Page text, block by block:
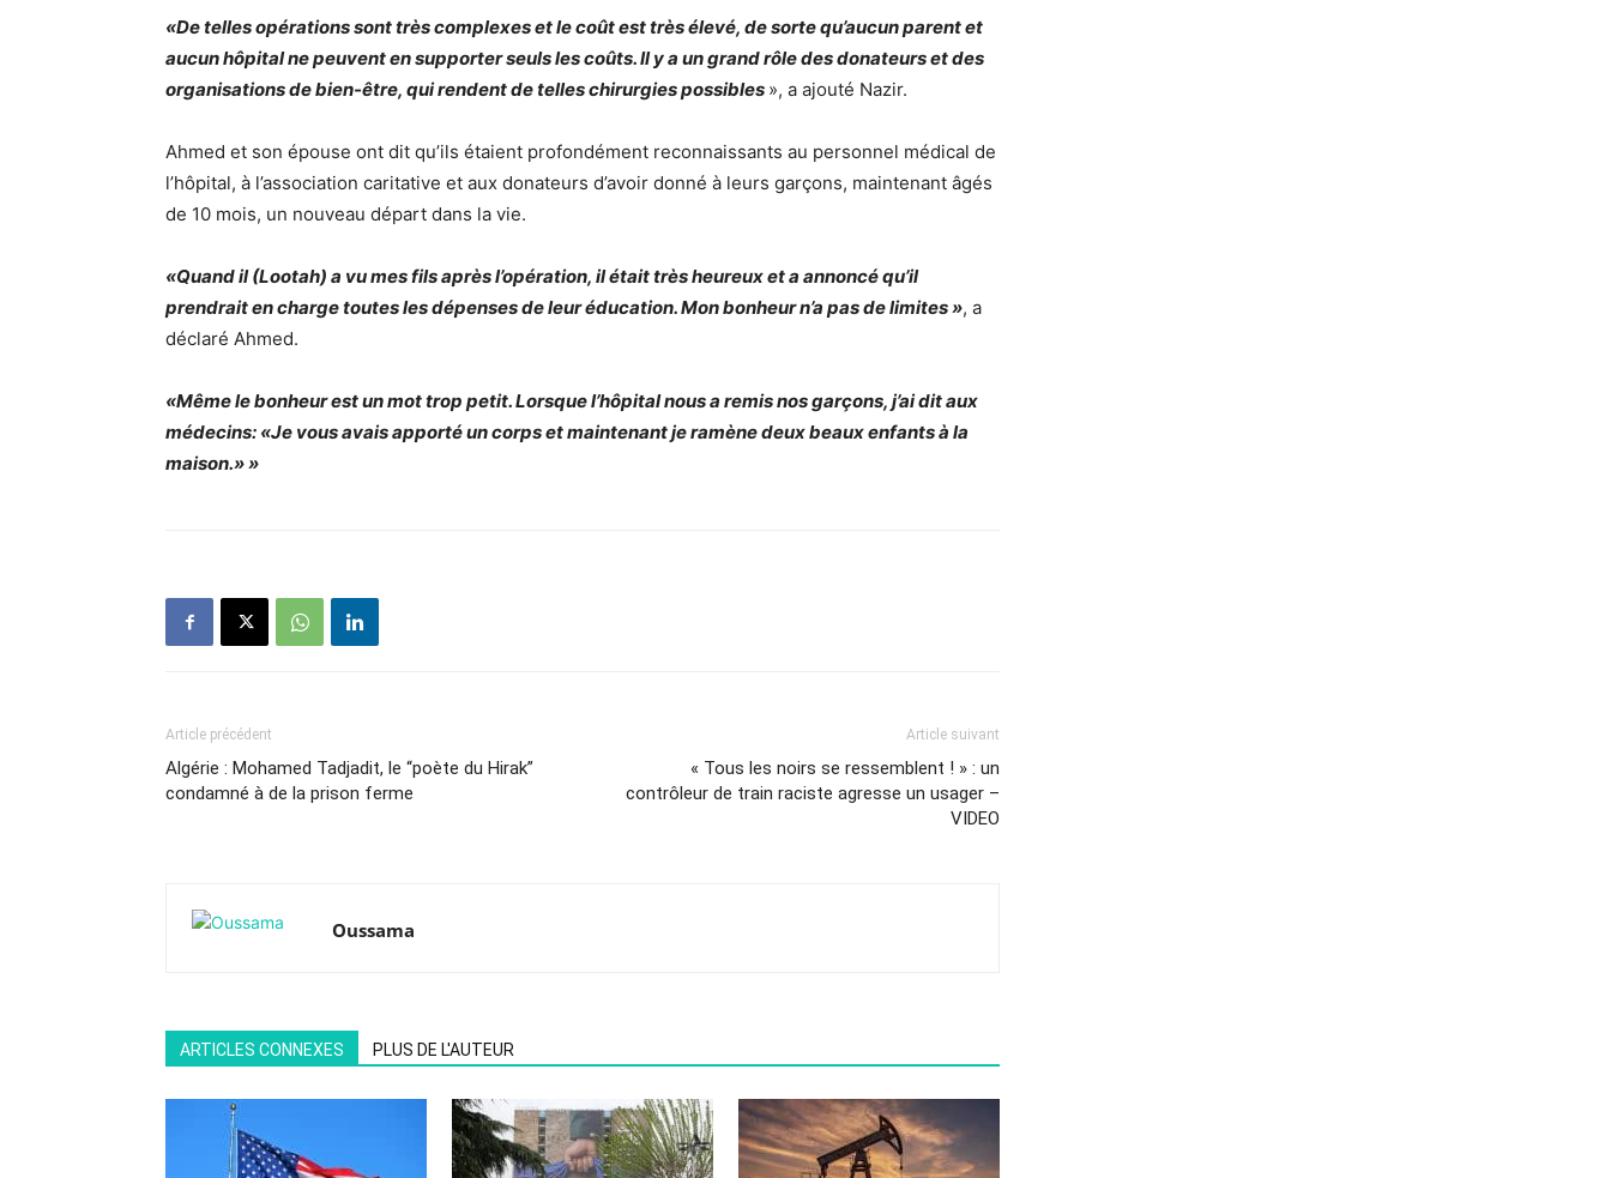
«De telles opérations sont très complexes et le coût est très élevé, de sorte qu’aucun parent et
aucun hôpital ne peuvent en supporter seuls les coûts. Il y a un grand rôle des donateurs et des
organisations de bien-être, qui rendent de telles chirurgies possibles », a ajouté Nazir.
Ahmed et son épouse ont dit qu’ils étaient profondément reconnaissants au personnel médical de
l’hôpital, à l’association caritative et aux donateurs d’avoir donné à leurs garçons, maintenant âgés
de 10 mois, un nouveau départ dans la vie.
«Quand il (Lootah) a vu mes fils après l’opération, il était très heureux et a annoncé qu’il
prendrait en charge toutes les dépenses de leur éducation. Mon bonheur n’a pas de limites », a
déclaré Ahmed.
«Même le bonheur est un mot trop petit. Lorsque l’hôpital nous a remis nos garçons, j’ai dit aux
médecins: «Je vous avais apporté un corps et maintenant je ramène deux beaux enfants à la
maison.» »
Article précédent
Algérie : Mohamed Tadjadit, le “poète du Hirak”
condamné à de la prison ferme
Article suivant
« Tous les noirs se ressemblent ! » : un
contrôleur de train raciste agresse un usager –
VIDEO
Oussama
ARTICLES CONNEXES PLUS DE L'AUTEUR